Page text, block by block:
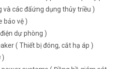
và các đấứng dụng thủy triều )
bảo vệ )
dự phòng )
( Thiết bị đóng, cắt hạ áp )
)